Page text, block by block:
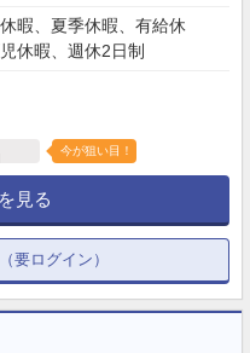
暇、夏季休暇、有給休
休暇、週休2日制
今が狙い目！
見る
要ログイン）